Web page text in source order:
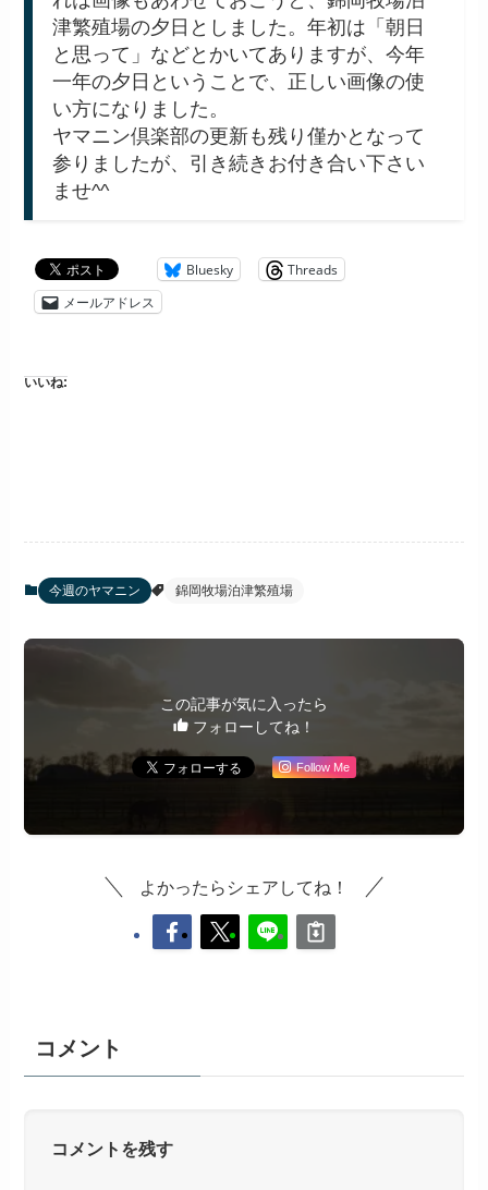
津繁殖場の夕日としました。年初は「朝日
と思って」などとかいてありますが、今年
一年の夕日ということで、正しい画像の使
い方になりました。
ヤマニン倶楽部の更新も残り僅かとなって
参りましたが、引き続きお付き合い下さい
ませ^^
Bluesky
Threads
メールアドレス
いいね:
今週のヤマニン 錦岡牧場泊津繁殖場
この記事が気に入ったら
フォローしてね！
Follow Me
よかったらシェアしてね！
コメント
コメントを残す